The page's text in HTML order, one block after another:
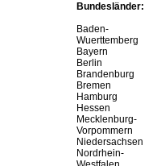
Bundesländer:
Baden-
Wuerttemberg
Bayern
Berlin
Brandenburg
Bremen
Hamburg
Hessen
Mecklenburg-
Vorpommern
Niedersachsen
Nordrhein-